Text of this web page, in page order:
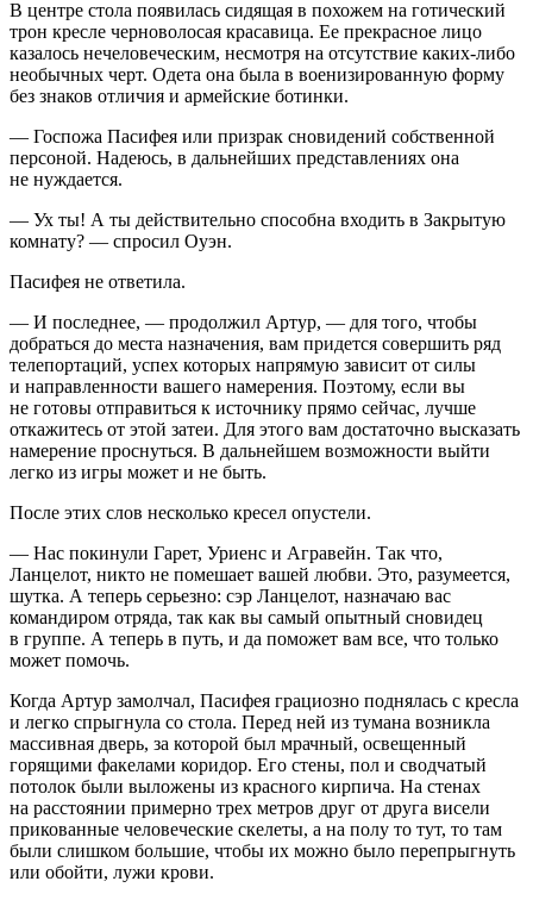
В центре стола появилась сидящая в похожем на готический
трон кресле черноволосая красавица. Ее прекрасное лицо
казалось нечеловеческим, несмотря на отсутствие каких-либо
необычных черт. Одета она была в военизированную форму
без знаков отличия и армейские ботинки.
— Госпожа Пасифея или призрак сновидений собственной
персоной. Надеюсь, в дальнейших представлениях она
не нуждается.
— Ух ты! А ты действительно способна входить в Закрытую
комнату? — спросил Оуэн.
Пасифея не ответила.
— И последнее, — продолжил Артур, — для того, чтобы
добраться до места назначения, вам придется совершить ряд
телепортаций, успех которых напрямую зависит от силы
и направленности вашего намерения. Поэтому, если вы
не готовы отправиться к источнику прямо сейчас, лучше
откажитесь от этой затеи. Для этого вам достаточно высказать
намерение проснуться. В дальнейшем возможности выйти
легко из игры может и не быть.
После этих слов несколько кресел опустели.
— Нас покинули Гарет, Уриенс и Агравейн. Так что,
Ланцелот, никто не помешает вашей любви. Это, разумеется,
шутка. А теперь серьезно: сэр Ланцелот, назначаю вас
командиром отряда, так как вы самый опытный сновидец
в группе. А теперь в путь, и да поможет вам все, что только
может помочь.
Когда Артур замолчал, Пасифея грациозно поднялась с кресла
и легко спрыгнула со стола. Перед ней из тумана возникла
массивная дверь, за которой был мрачный, освещенный
горящими факелами коридор. Его стены, пол и сводчатый
потолок были выложены из красного кирпича. На стенах
на расстоянии примерно трех метров друг от друга висели
прикованные человеческие скелеты, а на полу то тут, то там
были слишком большие, чтобы их можно было перепрыгнуть
или обойти, лужи крови.